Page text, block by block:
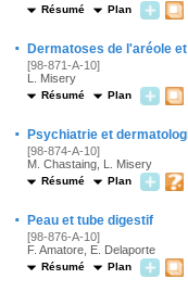
Résumé Plan
· Dermatoses de l'aréole
[98-871-A-10]
L. Misery
Résumé Plan
· Psychiatrie et
[98-874-A-10]
M. Chastaing, L. Misery
Résumé Plan
· Peau et tube digestif
[98-876-A-10]
F. Amatore, E. Delaporte
Résumé Plan